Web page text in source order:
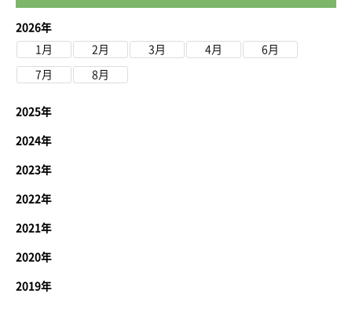
2026年
1月
2月 3月 4月 6月
7月 8月
2025年
2024年
2023年
2022年
2021年
2020年
2019年